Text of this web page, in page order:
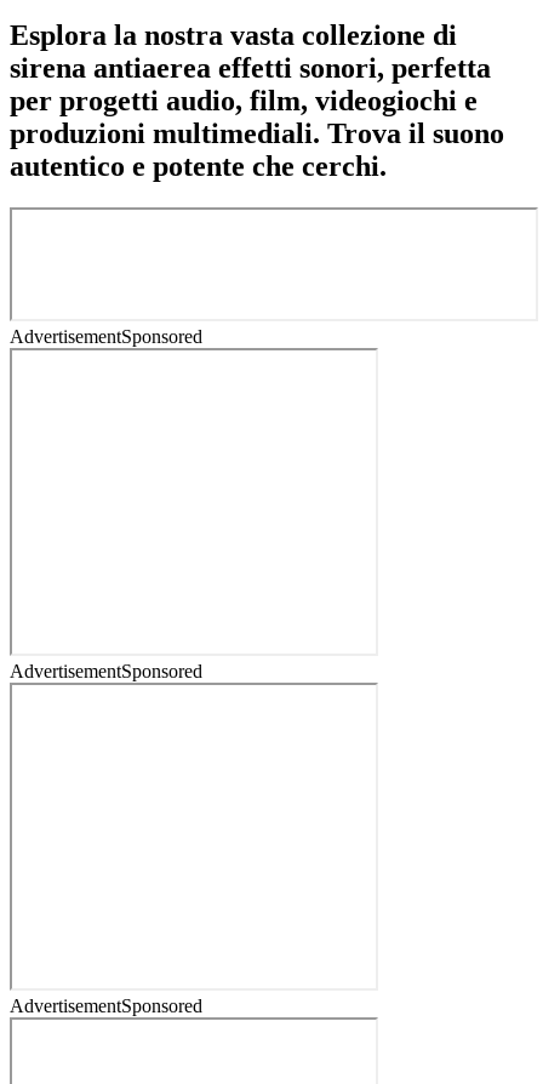
Esplora la nostra vasta collezione di
sirena antiaerea effetti sonori, perfetta
per progetti audio, film, videogiochi e
produzioni multimediali. Trova il suono
autentico e potente che cerchi.
AdvertisementSponsored
AdvertisementSponsored
AdvertisementSponsored